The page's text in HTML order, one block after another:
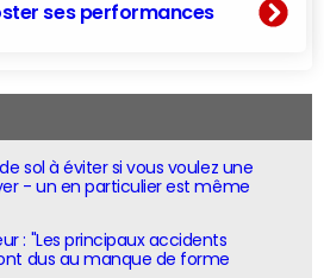
ses performances
sol à éviter si vous voulez une
- un en particulier est même
: "Les principaux accidents
dus au manque de forme